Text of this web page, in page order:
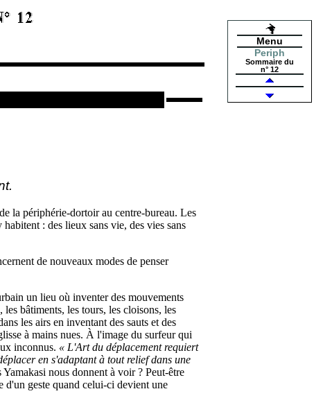
Menu
Periph
Sommaire du
n° 12
la périphérie-dortoir au centre-bureau. Les
: des lieux sans vie, des vies sans
de nouveaux modes de penser
un lieu où inventer des mouvements
bâtiments, les tours, les cloisons, les
les airs en inventant des sauts et des
à mains nues. À l'image du surfeur qui
inconnus. « L'Art du déplacement requiert
en s'adaptant à tout relief dans une
Yamakasi nous donnent à voir ? Peut-être
d'un geste quand celui-ci devient une